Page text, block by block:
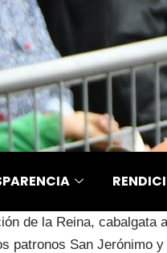
de la Reina, cabalgata
patronos San Jerónimo y